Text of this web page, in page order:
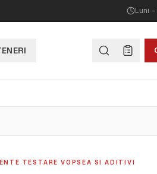
Luni –
TESTARE VOPSEA SI ADITIVI